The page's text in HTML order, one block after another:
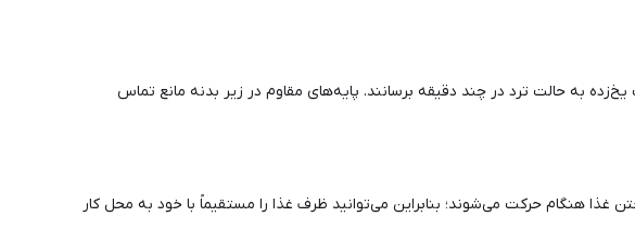
به حالت ترد در چند دقیقه برسانند. پایه‌های مقاوم در زیر بدنه مانع تماس
غذا هنگام حرکت می‌شوند؛ بنابراین می‌توانید ظرف غذا را مستقیماً با خود به محل کار